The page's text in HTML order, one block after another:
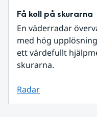
Få koll på skurarna
En väderradar
med hög
ett värdefullt
skurarna.
Radar